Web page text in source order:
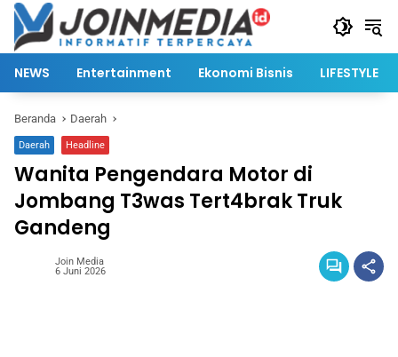
Langsung
konten
NEWS Entertainment Ekonomi Bisnis LIFESTYLE
Beranda Daerah
Daerah Headline
Wanita Pengendara Motor di
Jombang T3was Tert4brak Truk
Gandeng
Join Media
6 Juni 2026